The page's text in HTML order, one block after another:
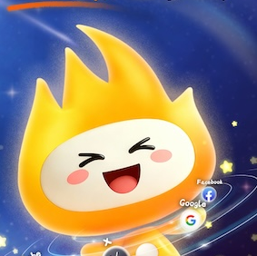
支持
支持 反对 [0]